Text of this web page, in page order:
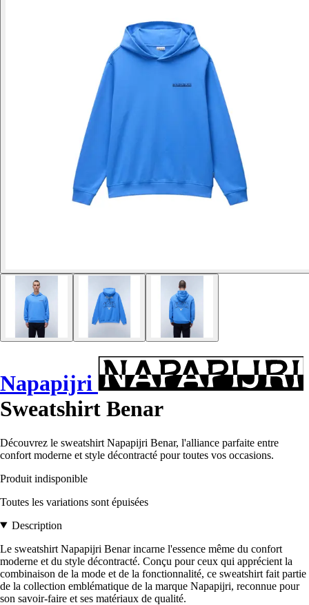
Napapijri
Sweatshirt Benar
Découvrez le sweatshirt Napapijri Benar, l'alliance parfaite entre
confort moderne et style décontracté pour toutes vos occasions.
Produit indisponible
Toutes les variations sont épuisées
Description
Le sweatshirt Napapijri Benar incarne l'essence même du confort
moderne et du style décontracté. Conçu pour ceux qui apprécient la
combinaison de la mode et de la fonctionnalité, ce sweatshirt fait partie
de la collection emblématique de la marque Napapijri, reconnue pour
son savoir-faire et ses matériaux de qualité.